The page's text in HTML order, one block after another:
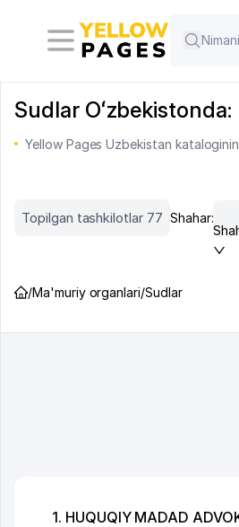
Sudlar
Yellow Pages Uzbekistan
Topilgan tashkilotlar 77 Shahar:
/Ma'muriy organlari/Sudlar
1. HUQUQIY MADAD